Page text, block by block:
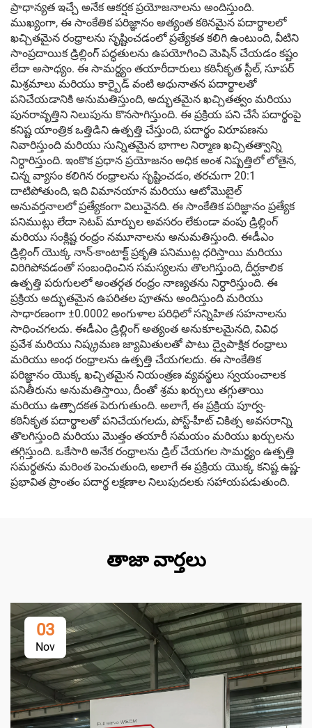
ప్రాధాన్యత ఇచ్చే అనేక ఆకర్షక ప్రయోజనాలను అందిస్తుంది.
ముఖ్యంగా, ఈ సాంకేతిక పరిజ్ఞానం అత్యంత కఠినమైన పదార్థాలలో
ఖచ్చితమైన రంధ్రాలను సృష్టించడంలో ప్రత్యేకత కలిగి ఉంటుంది, వీటిని
సాంప్రదాయిక డ్రిల్లింగ్ పద్ధతులను ఉపయోగించి మెషిన్ చేయడం కష్టం
లేదా అసాధ్యం. ఈ సామర్థ్యం తయారీదారులు కఠినీకృత స్టీల్, సూపర్
మిశ్రమాలు మరియు కార్బైడ్ వంటి అధునాతన పదార్థాలతో
పనిచేయడానికి అనుమతిస్తుంది, అద్భుతమైన ఖచ్చితత్వం మరియు
పునరావృత్తిని నిలుపును కొనసాగిస్తుంది. ఈ ప్రక్రియ పని చేసే పదార్థంపై
కనిష్ట యాంత్రిక ఒత్తిడిని ఉత్పత్తి చేస్తుంది, పదార్థం విరూపణను
నివారిస్తుంది మరియు సున్నితమైన భాగాల నిర్మాణ ఖచ్చితత్వాన్ని
నిర్ధారిస్తుంది. ఇంకొక ప్రధాన ప్రయోజనం అధిక అంశ నిష్పత్తిలో లోతైన,
చిన్న వ్యాసం కలిగిన రంధ్రాలను సృష్టించడం, తరచుగా 20:1
దాటిపోతుంది, ఇది విమానయాన మరియు ఆటోమొబైల్
అనువర్తనాలలో ప్రత్యేకంగా విలువైనది. ఈ సాంకేతిక పరిజ్ఞానం ప్రత్యేక
పనిముట్లు లేదా సెటప్ మార్పుల అవసరం లేకుండా వంపు డ్రిల్లింగ్
మరియు సంక్లిష్ట రంధ్రం నమూనాలను అనుమతిస్తుంది. ఈడీఎం
డ్రిల్లింగ్ యొక్క నాన్-కాంటాక్ట్ ప్రకృతి పనిముట్ల ధరిస్తాయి మరియు
విరిగిపోవడంతో సంబంధించిన సమస్యలను తొలగిస్తుంది, దీర్ఘకాలిక
ఉత్పత్తి పరుగులలో అంతర్గత రంధ్రం నాణ్యతను నిర్ధారిస్తుంది. ఈ
ప్రక్రియ అద్భుతమైన ఉపరితల పూతను అందిస్తుంది మరియు
సాధారణంగా ±0.0002 అంగుళాల పరిధిలో సన్నిహిత సహనాలను
సాధించగలదు. ఈడీఎం డ్రిల్లింగ్ అత్యంత అనుకూలమైనది, వివిధ
ప్రవేశ మరియు నిష్క్రమణ జ్యామితులతో పాటు ద్వైపాక్షిక రంధ్రాలు
మరియు అంధ రంధ్రాలను ఉత్పత్తి చేయగలదు. ఈ సాంకేతిక
పరిజ్ఞానం యొక్క ఖచ్చితమైన నియంత్రణ వ్యవస్థలు స్వయంచాలక
పనితీరును అనుమతిస్తాయి, దీంతో శ్రమ ఖర్చులు తగ్గుతాయి
మరియు ఉత్పాదకత పెరుగుతుంది. అలాగే, ఈ ప్రక్రియ పూర్వ-
కఠినీకృత పదార్థాలతో పనిచేయగలదు, పోస్ట్-హీట్ చికిత్స అవసరాన్ని
తొలగిస్తుంది మరియు మొత్తం తయారీ సమయం మరియు ఖర్చులను
తగ్గిస్తుంది. ఒకేసారి అనేక రంధ్రాలను డ్రిల్ చేయగల సామర్థ్యం ఉత్పత్తి
సమర్థతను మరింత పెంచుతుంది, అలాగే ఈ ప్రక్రియ యొక్క కనిష్ట ఉష్ణ-
ప్రభావిత ప్రాంతం పదార్థ లక్షణాల నిలుపుదలకు సహాయపడుతుంది.
తాజా వార్తలు
03
Nov